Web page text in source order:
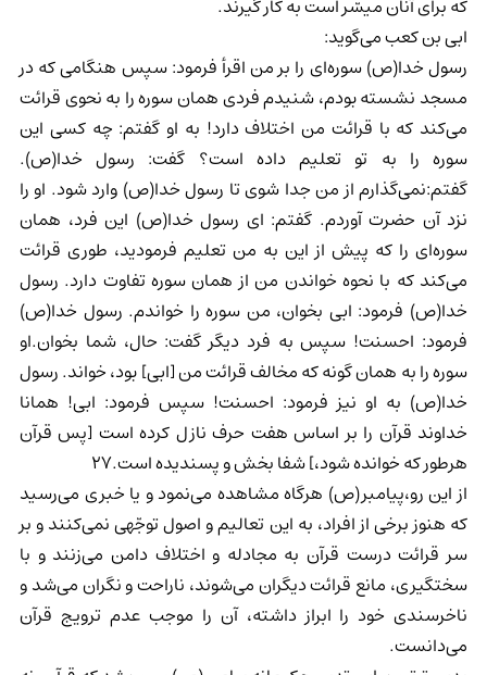
که برای آنان میسّر است به کار گیرند.
ابی بن کعب می‌گوید:
رسول خدا(ص) سوره‌ای را بر من اقرأ فرمود: سپس هنگامی که در
مسجد نشسته بودم، شنیدم فردی همان سوره را به نحوی قرائت
می‌کند که با قرائت من اختلاف دارد! به او گفتم: چه کسی این
سوره را به تو تعلیم داده است؟ گفت: رسول خدا(ص).
گفتم:نمی‌گذارم از من جدا شوی تا رسول خدا(ص) وارد شود. او را
نزد آن حضرت آوردم. گفتم: ای رسول خدا(ص) این فرد، همان
سوره‌ای را که پیش از این به من تعلیم فرمودید، طوری قرائت
می‌کند که با نحوه خواندن من از همان سوره تفاوت دارد. رسول
خدا(ص) فرمود: ابی بخوان، من سوره را خواندم. رسول خدا(ص)
فرمود: احسنت! سپس به فرد دیگر گفت: حال، شما بخوان.او
سوره را به همان گونه که مخالف قرائت من [ابی] بود، خواند. رسول
خدا(ص) به او نیز فرمود: احسنت! سپس فرمود: ابی! همانا
خداوند قرآن را بر اساس هفت حرف نازل کرده است [پس قرآن
هرطور که خوانده شود،] شفا بخش و پسندیده است.27
از این رو،پیامبر(ص) هرگاه مشاهده می‌نمود و یا خبری می‌رسید
که هنوز برخی از افراد، به این تعالیم و اصول توجّهی نمی‌کنند و بر
سر قرائت درست قرآن به مجادله و اختلاف دامن می‌زنند و با
سختگیری، مانع قرائت دیگران می‌شوند، ناراحت و نگران می‌شد و
ناخرسندی خود را ابراز داشته، آن را موجب عدم ترویج قرآن
می‌دانست.